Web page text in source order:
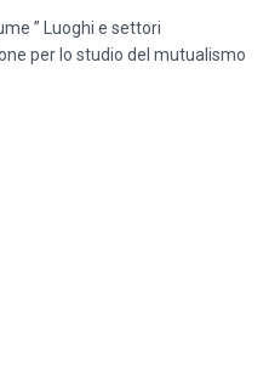
” Luoghi e settori
per lo studio del mutualismo